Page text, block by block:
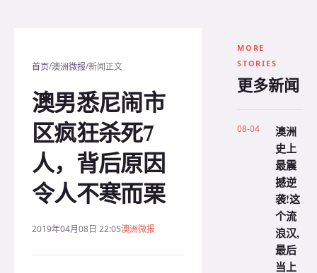
首页/澳洲微报/新闻正文
澳男悉尼闹市
区疯狂杀死7
人，背后原因
令人不寒而栗
2019年04月08日 22:05澳洲微报
MORE
STORIES
更多新闻
08-04
澳洲
史上
最震
撼逆
袭!这
个流
浪汉,
最后
当上